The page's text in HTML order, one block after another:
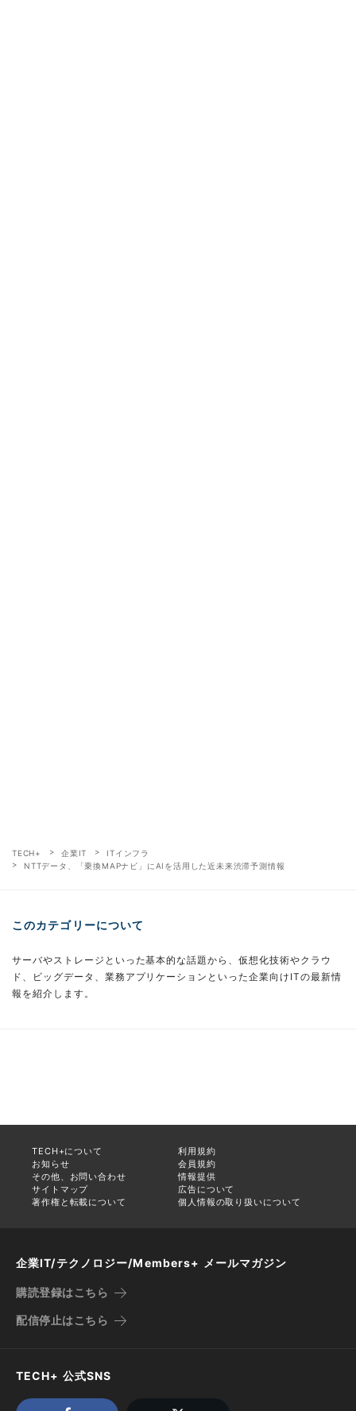
TECH+ 企業IT
ITインフラ
NTTデータ、「乗換MAPナビ」にAIを活用した近未来渋滞予測情報
このカテゴリーについて
サーバやストレージといった基本的な話題から、仮想化技術やクラウ
ド、ビッグデータ、業務アプリケーションといった企業向けITの最新情
報を紹介します。
TECH+について
利用規約
お知らせ
会員規約
その他、お問い合わせ
情報提供
サイトマップ
広告について
著作権と転載について
個人情報の取り扱いについて
企業IT/テクノロジー/Members+ メールマガジン
購読登録はこちら
配信停止はこちら
TECH+ 公式SNS